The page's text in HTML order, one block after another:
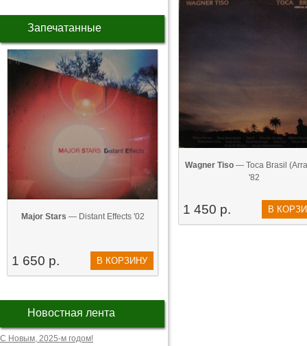
Запечатанные
Major Stars — Distant Effects '02
1 650 р. В КОРЗИНУ
Новостная лента
С Новым, 2025-м годом!
Wagner Tiso — Toca Brasil
'82
1 450 р. В